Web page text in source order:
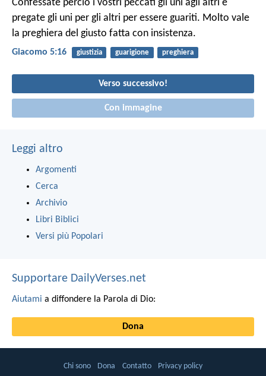
Confessate perciò i vostri peccati gli uni agli altri e
pregate gli uni per gli altri per essere guariti. Molto vale
la preghiera del giusto fatta con insistenza.
Giacomo 5:16 giustizia guarigione preghiera
Verso successivo!
Con immagine
Leggi altro
Argomenti
Cerca
Archivio
Libri Biblici
Versi più Popolari
Supportare DailyVerses.net
Aiutami a diffondere la Parola di Dio:
Dona
Chi sono Dona Contatto Privacy policy